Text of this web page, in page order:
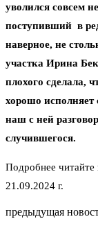
уволился совсем
поступивший в
наверное, не
участка Ирина
плохого сделала,
хорошо исполняет
наш с ней
случившегося.
Подробнее читайте
21.09.2024 г.
предыдущая